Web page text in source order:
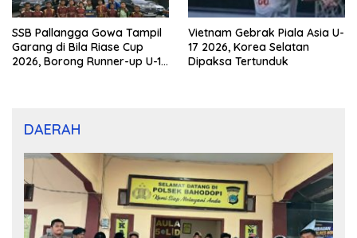
SSB Pallangga Gowa Tampil
Garang di Bila Riase Cup
2026, Borong Runner-up U-10
Vietnam Gebrak Piala Asia U-
17 2026, Korea Selatan
Dipaksa Tertunduk
DAERAH